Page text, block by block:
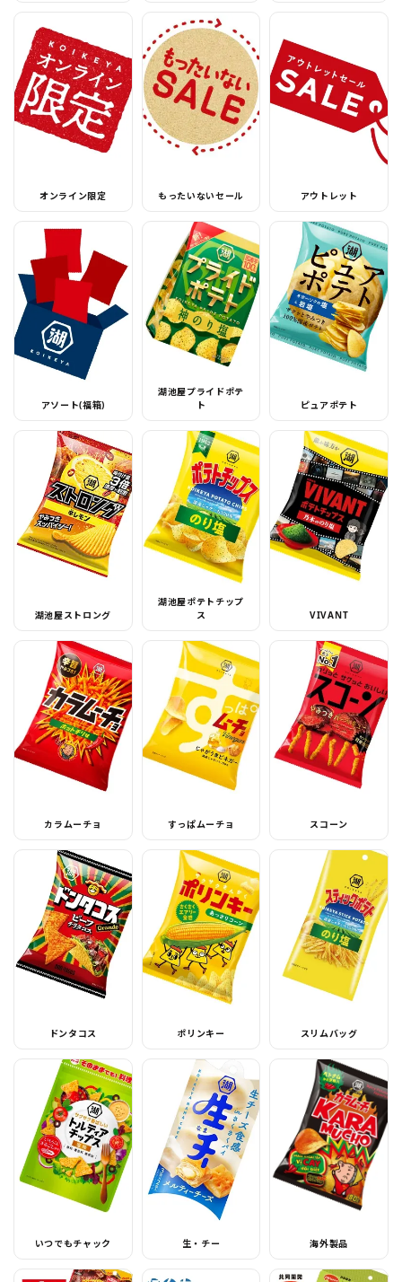
オンライン限定 もったいないセール アウトレット
アソート(福箱)
湖池屋プライドポテ
ト
ピュアポテト
湖池屋ストロング
湖池屋ポテトチップ
ス
VIVANT
カラムーチョ すっぱムーチョ スコーン
ドンタコス ポリンキー スリムバッグ
いつでもチャック 生・チー 海外製品